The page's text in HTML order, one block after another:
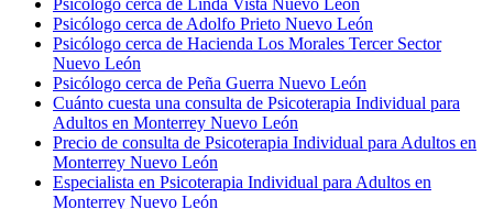
Psicólogo cerca de Linda Vista Nuevo León
Psicólogo cerca de Adolfo Prieto Nuevo León
Psicólogo cerca de Hacienda Los Morales Tercer Sector
Nuevo León
Psicólogo cerca de Peña Guerra Nuevo León
Cuánto cuesta una consulta de Psicoterapia Individual para
Adultos en Monterrey Nuevo León
Precio de consulta de Psicoterapia Individual para Adultos en
Monterrey Nuevo León
Especialista en Psicoterapia Individual para Adultos en
Monterrey Nuevo León